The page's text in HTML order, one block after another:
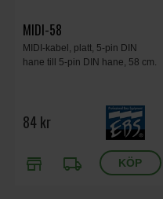
MIDI-58
MIDI-kabel, platt, 5-pin DIN
hane till 5-pin DIN hane, 58 cm.
84 kr
store local_shipping